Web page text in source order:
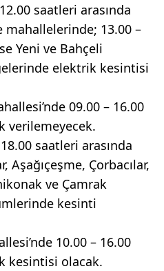
saatleri arasında
mahallelerinde; 13.00 –
Yeni ve Bahçeli
elektrik kesintisi
09.00 – 16.00
verilemeyecek.
saatleri arasında
Aşağıçeşme, Çorbacılar,
ve Çamrak
kesinti
10.00 – 16.00
kesintisi olacak.